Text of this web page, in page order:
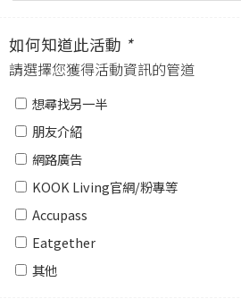
如何知道此活動 *
請選擇您獲得活動資訊的管道
想尋找另一半
朋友介紹
網路廣告
KOOK Living官網/粉專等
Accupass
Eatgether
其他